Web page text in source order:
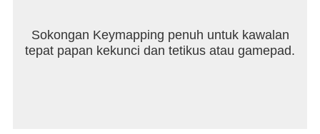
- အဆင့်မြင့်အစားအစာစီစဉ်ခြင်း- ကြိုတင်စီစဉ်ပြီး
အစားအစာတစ်ခုစီတွင် ကယ်လိုရီမည်မျှပါဝင်သည်ကို
Sokongan Keymapping penuh untuk kawalan
tepat papan kekunci dan tetikus atau gamepad.